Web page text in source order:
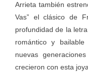
Arrieta también
Vas” el clásico de
profundidad de la
romántico y
nuevas
crecieron con esta